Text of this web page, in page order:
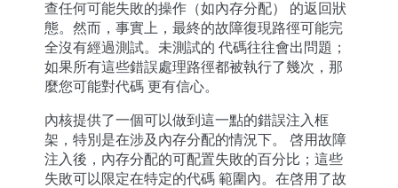
查任何可能失敗的操作（如內存分配） 的返回狀
態。然而，事實上，最終的故障復現路徑可能完
全沒有經過測試。未測試的 代碼往往會出問題；
如果所有這些錯誤處理路徑都被執行了幾次，那
麼您可能對代碼 更有信心。
內核提供了一個可以做到這一點的錯誤注入框
架，特別是在涉及內存分配的情況下。 啓用故障
注入後，內存分配的可配置失敗的百分比；這些
失敗可以限定在特定的代碼 範圍內。在啓用了故